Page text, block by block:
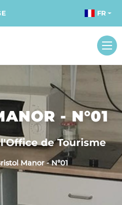
FR
- N°01
de Tourisme
Manor - N°01